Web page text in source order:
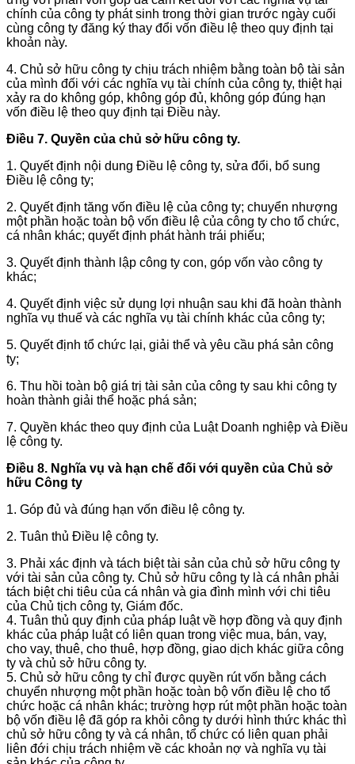
chính của công ty phát sinh trong thời gian trước ngày cuối
cùng công ty đăng ký thay đổi vốn điều lệ theo quy định tại
khoản này.
4. Chủ sở hữu công ty chịu trách nhiệm bằng toàn bộ tài sản
của mình đối với các nghĩa vụ tài chính của công ty, thiệt hại
xảy ra do không góp, không góp đủ, không góp đúng hạn
vốn điều lệ theo quy định tại Điều này.
Điều 7. Quyền của chủ sở hữu công ty.
1. Quyết định nội dung Điều lệ công ty, sửa đổi, bổ sung
Điều lệ công ty;
2. Quyết định tăng vốn điều lệ của công ty; chuyển nhượng
một phần hoặc toàn bộ vốn điều lệ của công ty cho tổ chức,
cá nhân khác; quyết định phát hành trái phiếu;
3. Quyết định thành lập công ty con, góp vốn vào công ty
khác;
4. Quyết định việc sử dụng lợi nhuận sau khi đã hoàn thành
nghĩa vụ thuế và các nghĩa vụ tài chính khác của công ty;
5. Quyết định tổ chức lại, giải thể và yêu cầu phá sản công
ty;
6. Thu hồi toàn bộ giá trị tài sản của công ty sau khi công ty
hoàn thành giải thể hoặc phá sản;
7. Quyền khác theo quy định của Luật Doanh nghiệp và Điều
lệ công ty.
Điều 8. Nghĩa vụ và hạn chế đối với quyền của Chủ sở
hữu Công ty
1. Góp đủ và đúng hạn vốn điều lệ công ty.
2. Tuân thủ Điều lệ công ty.
3. Phải xác định và tách biệt tài sản của chủ sở hữu công ty
với tài sản của công ty. Chủ sở hữu công ty là cá nhân phải
tách biệt chi tiêu của cá nhân và gia đình mình với chi tiêu
của Chủ tịch công ty, Giám đốc.
4. Tuân thủ quy định của pháp luật về hợp đồng và quy định
khác của pháp luật có liên quan trong việc mua, bán, vay,
cho vay, thuê, cho thuê, hợp đồng, giao dịch khác giữa công
ty và chủ sở hữu công ty.
5. Chủ sở hữu công ty chỉ được quyền rút vốn bằng cách
chuyển nhượng một phần hoặc toàn bộ vốn điều lệ cho tổ
chức hoặc cá nhân khác; trường hợp rút một phần hoặc toàn
bộ vốn điều lệ đã góp ra khỏi công ty dưới hình thức khác thì
chủ sở hữu công ty và cá nhân, tổ chức có liên quan phải
liên đới chịu trách nhiệm về các khoản nợ và nghĩa vụ tài